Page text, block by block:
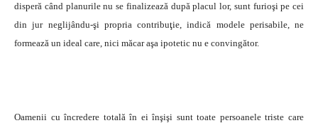
disperă când planurile nu se finalizează după placul lor, sunt furioşi pe cei
din jur neglijându-şi propria contribuţie, indică modele perisabile, ne
formează un ideal care, nici măcar aşa ipotetic nu e convingător.
Oamenii cu încredere totală în ei înşişi sunt toate persoanele triste care